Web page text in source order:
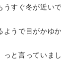
すぐ冬が近い
うで目がかゆ
っと言っていま